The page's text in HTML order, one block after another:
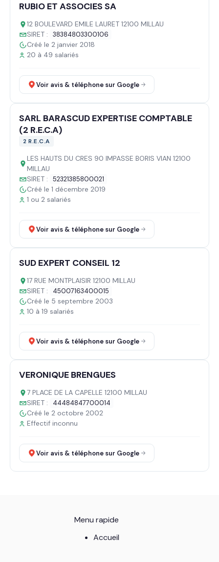
RUBIO ET ASSOCIES SA
12 BOULEVARD EMILE LAURET 12100 MILLAU
SIRET :
38384803300106
Créé le 2 janvier 2018
20 à 49 salariés
Voir avis & téléphone sur Google
SARL BARASCUD EXPERTISE COMPTABLE
(2 R.E.C.A)
2 R.E.C.A
LES HAUTS DU CRES 90 IMPASSE BORIS VIAN 12100
MILLAU
SIRET :
52321385800021
Créé le 1 décembre 2019
1 ou 2 salariés
Voir avis & téléphone sur Google
SUD EXPERT CONSEIL 12
17 RUE MONTPLAISIR 12100 MILLAU
SIRET :
45007163400015
Créé le 5 septembre 2003
10 à 19 salariés
Voir avis & téléphone sur Google
VERONIQUE BRENGUES
7 PLACE DE LA CAPELLE 12100 MILLAU
SIRET :
44484847700014
Créé le 2 octobre 2002
Effectif inconnu
Voir avis & téléphone sur Google
Menu rapide
Accueil